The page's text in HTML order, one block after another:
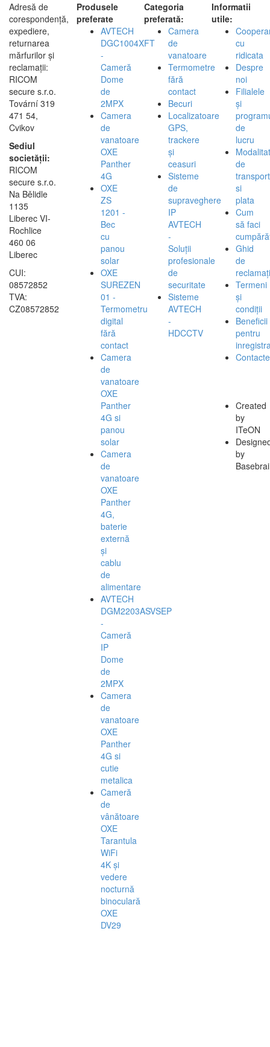
Adresă de
corespondență,
expediere,
returnarea
mărfurilor și
reclamații:
RICOM
secure s.r.o.
Tovární 319
471 54,
Cvikov
Sediul
societății:
RICOM
secure s.r.o.
Na Bělidle
1135
Liberec VI-
Rochlice
460 06
Liberec
CUI:
08572852
TVA:
CZ08572852
Produsele
preferate
AVTECH
DGC1004XFT
-
Cameră
Dome
de
2MPX
Camera
de
vanatoare
OXE
Panther
4G
OXE
ZS
1201 -
Bec
cu
panou
solar
OXE
SUREZEN
01 -
Termometru
digital
fără
contact
Camera
de
vanatoare
OXE
Panther
4G si
panou
solar
Camera
de
vanatoare
OXE
Panther
4G,
baterie
externă
și
cablu
de
alimentare
AVTECH
DGM2203ASVSEP
-
Cameră
IP
Dome
de
2MPX
Camera
de
vanatoare
OXE
Panther
4G si
cutie
metalica
Cameră
de
vânătoare
OXE
Tarantula
WiFi
4K și
vedere
nocturnă
binoculară
OXE
DV29
Categoria
preferată:
Camera
de
vanatoare
Termometre
fără
contact
Becuri
Localizatoare
GPS,
trackere
și
ceasuri
Sisteme
de
supraveghere
IP
AVTECH
-
Soluții
profesionale
de
securitate
Sisteme
AVTECH
-
HDCCTV
Informatii
utile:
cu
ridicata
Despre
noi
Filialele
și
de
lucru
de
transport
si
plata
Cum
să faci
Ghid
de
Termeni
și
condiții
Beneficii
pentru
Contacte
Created
by
ITeON
by